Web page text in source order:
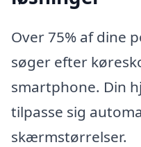
Over 75% af dine
søger efter
smartphone. Din
tilpasse sig
skærmstørrelser.